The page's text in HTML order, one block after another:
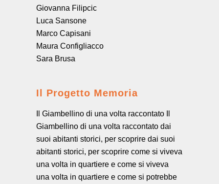
Giovanna Filipcic
Luca Sansone
Marco Capisani
Maura Configliacco
Sara Brusa
Il Progetto Memoria
Il Giambellino di una volta raccontato Il
Giambellino di una volta raccontato dai
suoi abitanti storici, per scoprire dai suoi
abitanti storici, per scoprire come si viveva
una volta in quartiere e come si viveva
una volta in quartiere e come si potrebbe